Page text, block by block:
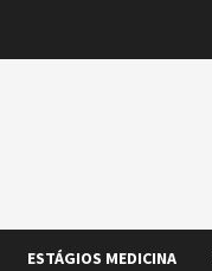
ESTÁGIOS MEDICINA